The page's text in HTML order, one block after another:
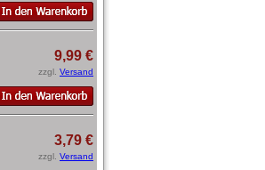
9,99 €
zzgl. Versand
3,79 €
zzgl. Versand